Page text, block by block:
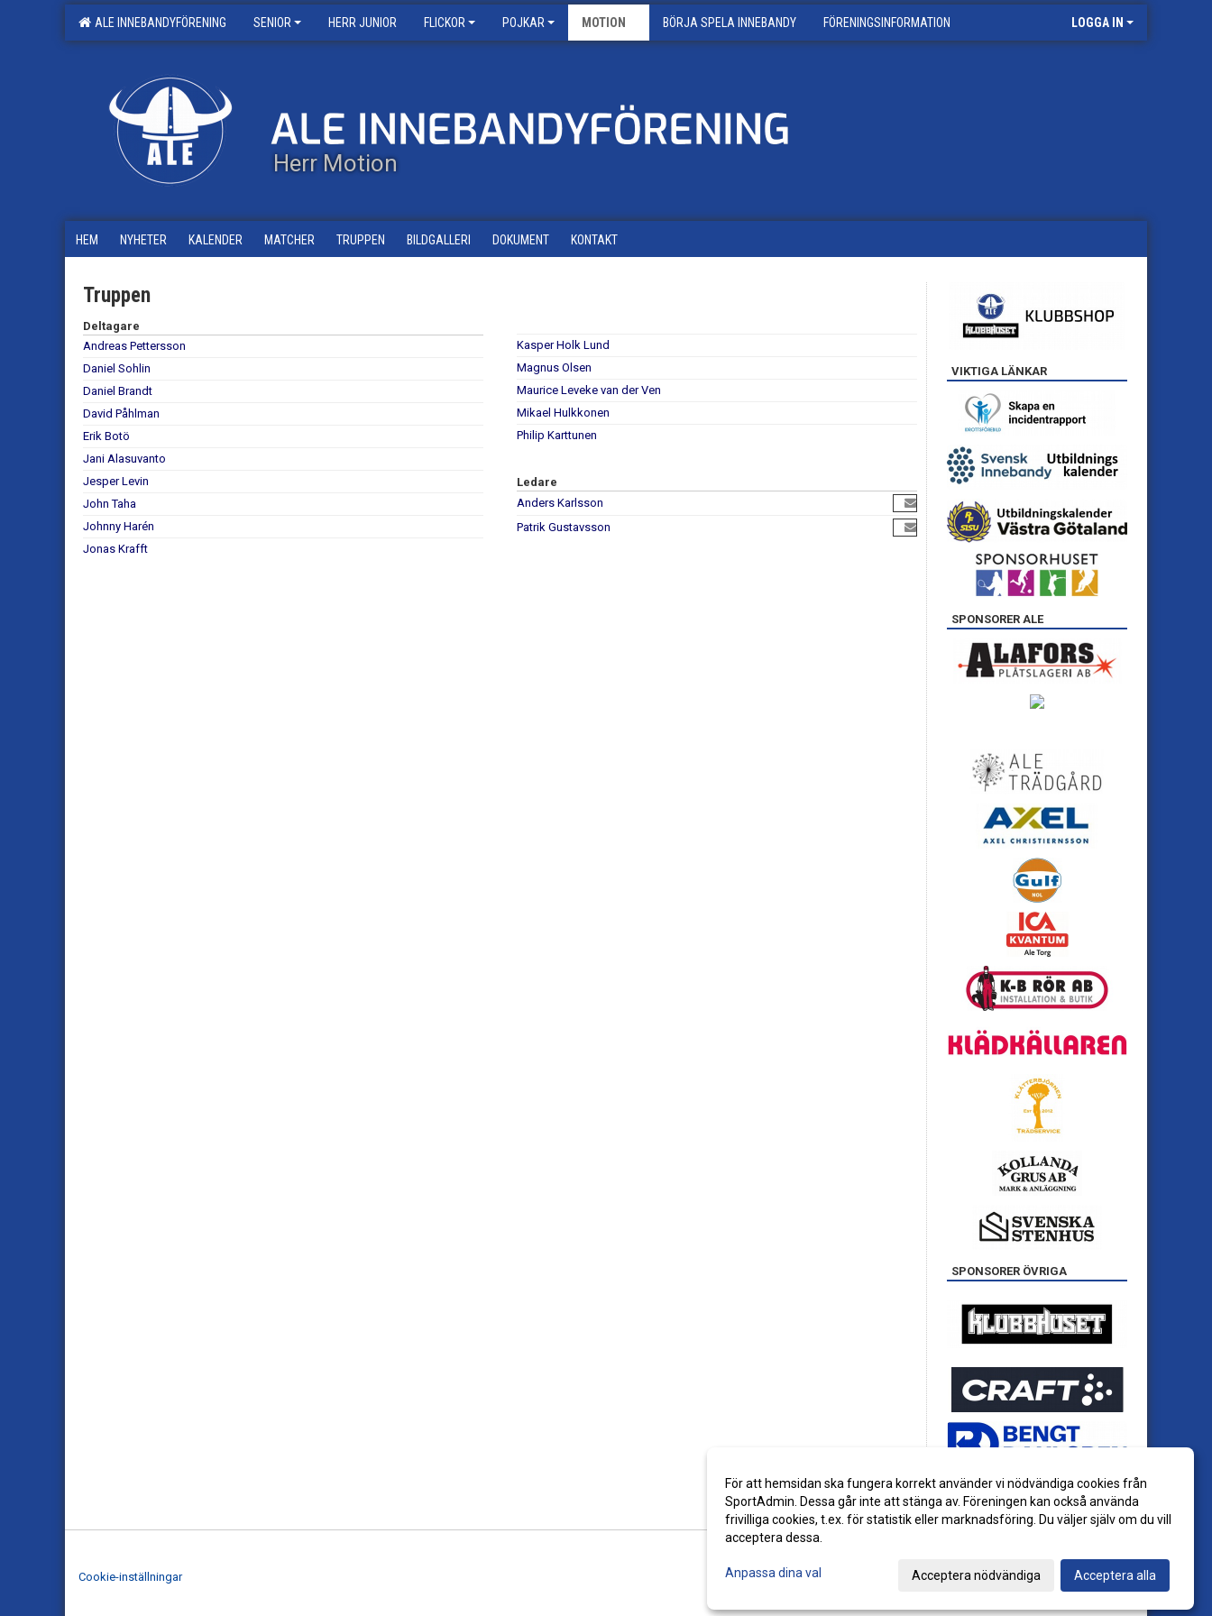
ALE INNEBANDYFÖRENING SENIOR HERR JUNIOR FLICKOR POJKAR MOTION BÖRJA SPELA INNEBANDY FÖRENINGSINFORMATION LOGGA IN
Herr Motion
HEM NYHETER KALENDER MATCHER TRUPPEN BILDGALLERI DOKUMENT KONTAKT
Truppen
Deltagare
Andreas Pettersson
Daniel Sohlin
Daniel Brandt
David Påhlman
Erik Botö
Jani Alasuvanto
Jesper Levin
John Taha
Johnny Harén
Jonas Krafft
Kasper Holk Lund
Magnus Olsen
Maurice Leveke van der Ven
Mikael Hulkkonen
Philip Karttunen
Ledare
Anders Karlsson
Patrik Gustavsson
VIKTIGA LÄNKAR
SPONSORER ALE
SPONSORER ÖVRIGA
Cookie-inställningar
För att hemsidan ska fungera korrekt använder vi nödvändiga cookies från
SportAdmin. Dessa går inte att stänga av. Föreningen kan också använda
frivilliga cookies, t.ex. för statistik eller marknadsföring. Du väljer själv om du vill
acceptera dessa.
Anpassa dina val Acceptera nödvändiga Acceptera alla